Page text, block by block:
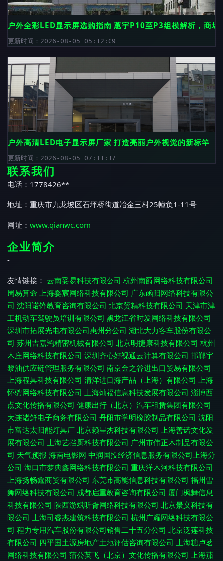
户外全彩LED显示屏选购指南 蕙宇P10至P3组模解析，商场
更新时间：2026-08-05 05:12:09
户外高清LED电子显示屏厂家 打造亮丽户外视觉的新标竿
更新时间：2026-08-05 07:11:17
联系我们
电话：1778426**
地址：重庆市九龙坡区石坪桥街道冶金三村25幢负1-11号
网址： www.qianwc.com
企业简介
-
友情链接： 云南妥易科技有限公司 杭州南爵网络科技有限公司
周易算命 上海婺宸网络科技有限公司 广东函阳网络科技有限公
司 沈阳诺锋教育咨询有限公司 北京贸精科技有限公司 天津市津
工机动车驾驶员培训有限公司 黑龙江省时发网络科技有限公司
深圳市拓展光电有限公司惠州分公司 湖北大力客车股份有限公
司 苏州吉嘉鸿精密机械有限公司 北京明捷康科技有限公司 杭州
木庄网络科技有限公司 深圳齐心好视通云计算有限公司 邯郸宇
黎油供应链管理服务有限公司 南京金之谷进出口贸易有限公司
上海程具科技有限公司 清洋进口海产品（上海）有限公司 上海
怀骋网络科技有限公司 上海灿福信息科技发展有限公司 淄博西
点文化传播有限公司 健康出行（北京）汽车租赁集团有限公司
大连诸鲜电子商务有限公司 丹阳市学明橡胶制品有限公司 沈阳
市富达太阳能灯具厂 北京赖星杰科技有限公司 上海善诺文化发
展有限公司 上海艺挡厨科技有限公司 广州市伟正木制品有限公
司 天气预报 海南电影网 中润国投经济信息服务有限公司上海分
公司 海口市梦典鑫网络科技有限公司 重庆洋木河科技有限公司
上海扬畅鑫商贸有限公司 东莞市高能信息科技有限公司 福州雪
舞网络科技有限公司 成都启重教育咨询有限公司 厦门枫舞信息
科技有限公司 陕西游斌听胥网络科技有限公司 北京景义科技有
限公司 上海司睿杰建筑科技有限公司 杭州广耀网络科技有限公
司 程力专用汽车股份有限公司销售二十五分公司 北京泛莲科技
有限公司 四平国土源房地产土地评估咨询有限公司 上海糖卢茗
网络科技有限公司 蒲公英飞（北京）文化传播有限公司 上海茄